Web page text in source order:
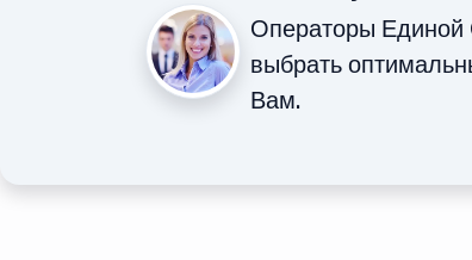
Операторы Единой
выбрать
Вам.